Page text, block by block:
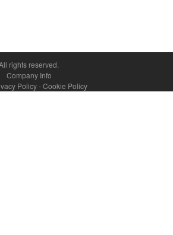
rights reserved.
Company Info
Policy-Cookie Policy
Napoli: 07018010632 - Rea n.557643